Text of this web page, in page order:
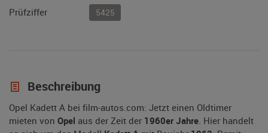
Prüfziffer
5425
Beschreibung
Opel Kadett A bei film-autos.com: Jetzt einen Oldtimer
mieten von Opel aus der Zeit der 1960er Jahre. Hier handelt